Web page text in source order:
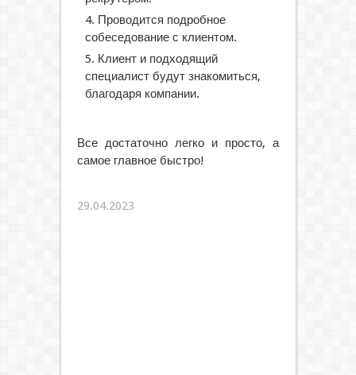
Проводится подробное
собеседование с клиентом.
Клиент и подходящий
специалист будут знакомиться,
благодаря компании.
Все достаточно легко и просто, а
самое главное быстро!
29.04.2023